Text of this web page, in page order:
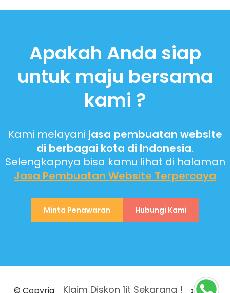
Apakah Anda siap
untuk maju bersama
kami ?
Kami melayani jasa pembuatan website
di berbagai kota di Indonesia.
Selengkapnya bisa kamu lihat di halaman
Jasa Pembuatan Website Terpercaya
Minta Penawaran Hubungi Kami
Klaim Diskon 1jt Sekarang !